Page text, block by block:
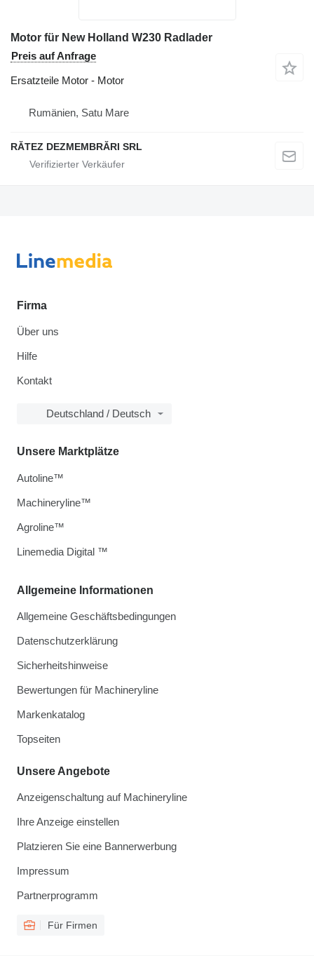
Motor für New Holland W230 Radlader
Preis auf Anfrage
Ersatzteile Motor - Motor
Rumänien, Satu Mare
RĂTEZ DEZMEMBRĂRI SRL
Firma
Über uns
Hilfe
Kontakt
Deutschland / Deutsch
Allgemeine Informationen
Allgemeine Geschäftsbedingungen
Datenschutzerklärung
Sicherheitshinweise
Bewertungen für Machineryline
Markenkatalog
Topseiten
Unsere Angebote
Anzeigenschaltung auf Machineryline
Ihre Anzeige einstellen
Platzieren Sie eine Bannerwerbung
Impressum
Partnerprogramm
Für Firmen
Unsere Marktplätze
Autoline™
Machineryline™
Agroline™
Linemedia Digital ™